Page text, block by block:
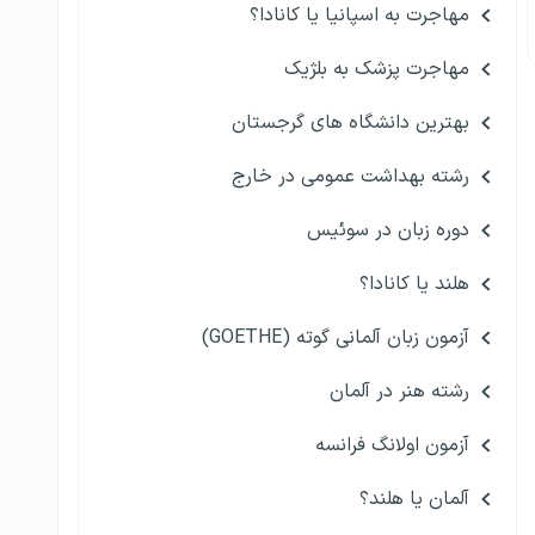
مهاجرت به اسپانیا یا کانادا؟
مهاجرت پزشک به بلژیک
بهترین دانشگاه های گرجستان
رشته بهداشت عمومی در خارج
دوره زبان در سوئیس
هلند یا کانادا؟
آزمون زبان آلمانی گوته (GOETHE)
رشته هنر در آلمان
آزمون اولانگ فرانسه
آلمان یا هلند؟